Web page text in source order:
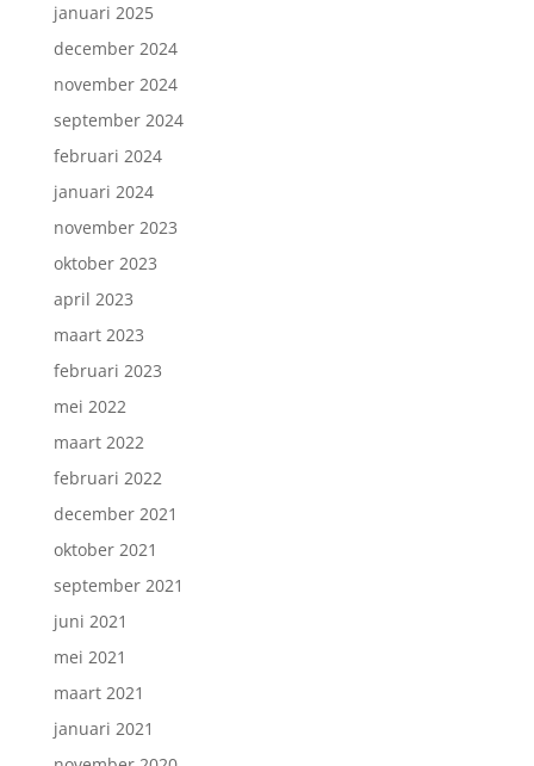
januari 2025
december 2024
november 2024
september 2024
februari 2024
januari 2024
november 2023
oktober 2023
april 2023
maart 2023
februari 2023
mei 2022
maart 2022
februari 2022
december 2021
oktober 2021
september 2021
juni 2021
mei 2021
maart 2021
januari 2021